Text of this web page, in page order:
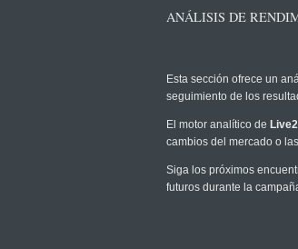
ANÁLISIS DE
Esta sección ofrece un
seguimiento de los
El motor analítico de
cambios del mercado o
Siga los próximos
futuros durante la